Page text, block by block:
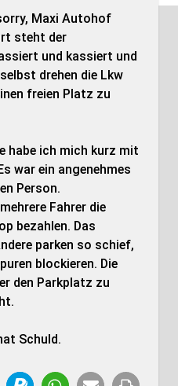
Maxi Autohof
steht der
und kassiert und
drehen die Lkw
freien Platz zu
habe ich mich kurz mit
war ein angenehmes
Person.
Fahrer die
bezahlen. Das
parken so schief,
blockieren. Die
den Parkplatz zu
Schuld.